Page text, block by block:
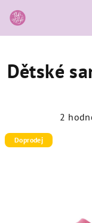
na
obsah
Dětské
2
Doprodej